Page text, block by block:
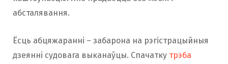
абсталявання.
Ёсць абцяжаранні – забарона на рэгістрацыйныя
дзеянні судовага выканаўцы. Спачатку трэба